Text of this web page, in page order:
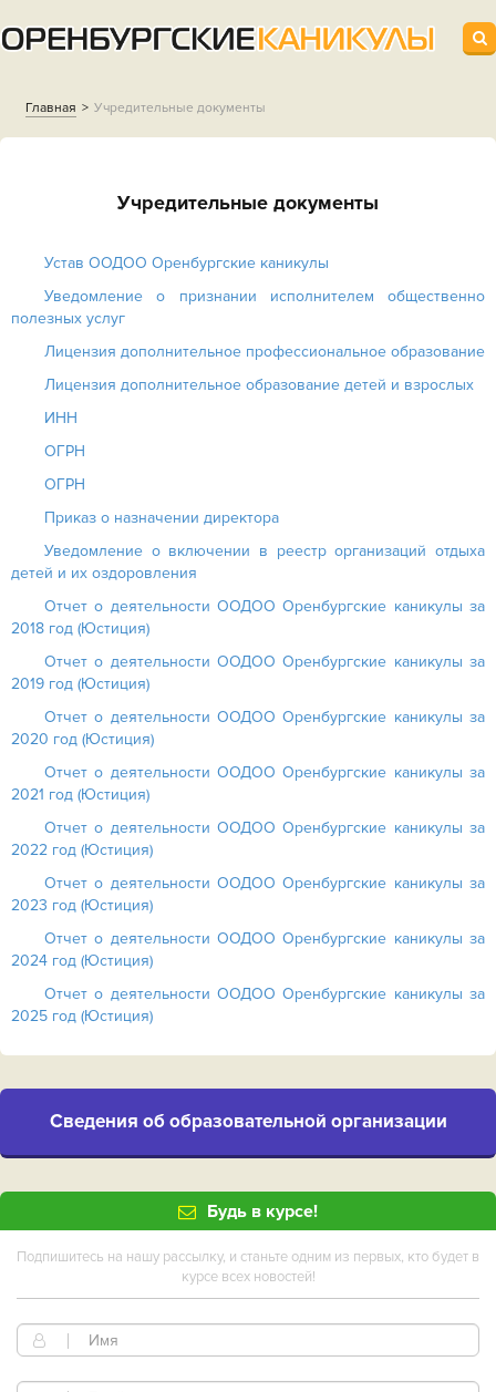
Главная Учредительные документы
Учредительные документы
Устав ООДОО Оренбургские каникулы
Уведомление о признании исполнителем общественно
полезных услуг
Лицензия дополнительное профессиональное образование
Лицензия дополнительное образование детей и взрослых
ИНН
ОГРН
ОГРН
Приказ о назначении директора
Уведомление о включении в реестр организаций отдыха
детей и их оздоровления
Отчет о деятельности ООДОО Оренбургские каникулы за
2018 год (Юстиция)
Отчет о деятельности ООДОО Оренбургские каникулы за
2019 год (Юстиция)
Отчет о деятельности ООДОО Оренбургские каникулы за
2020 год (Юстиция)
Отчет о деятельности ООДОО Оренбургские каникулы за
2021 год (Юстиция)
Отчет о деятельности ООДОО Оренбургские каникулы за
2022 год (Юстиция)
Отчет о деятельности ООДОО Оренбургские каникулы за
2023 год (Юстиция)
Отчет о деятельности ООДОО Оренбургские каникулы за
2024 год (Юстиция)
Отчет о деятельности ООДОО Оренбургские каникулы за
2025 год (Юстиция)
Cведения об образовательной организации
Будь в курсе!
Подпишитесь на нашу рассылку, и станьте одним из первых, кто будет в
курсе всех новостей!